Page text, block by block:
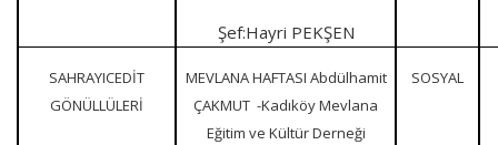
Şef:Hayri PEKŞEN
SAHRAYICEDİT
GÖNÜLLÜLERİ
MEVLANA HAFTASI Abdülhamit
ÇAKMUT -Kadıköy Mevlana
Eğitim ve Kültür Derneği
SOSYAL